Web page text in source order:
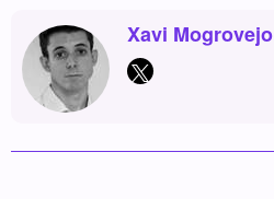
Xavi Mogrovejo